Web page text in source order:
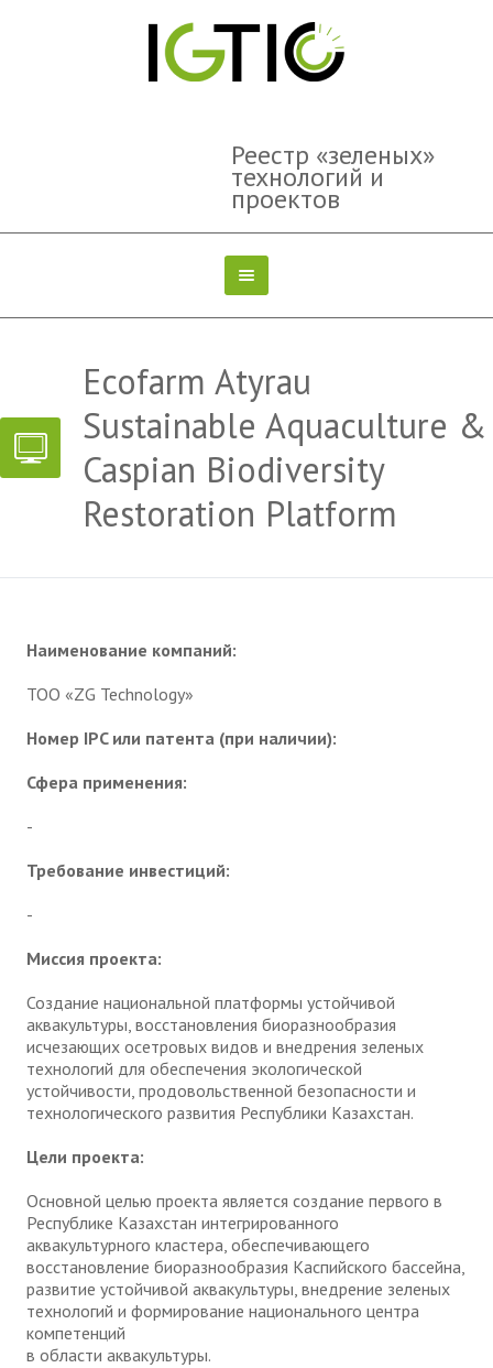
Реестр «зеленых»
технологий и
проектов
Ecofarm Atyrau
Sustainable Aquaculture &
Caspian Biodiversity
Restoration Platform
Наименование компаний:
ТОО «ZG Technology»
Номер IPC или патента (при наличии):
Сфера применения:
-
Требование инвестиций:
-
Миссия проекта:
Создание национальной платформы устойчивой
аквакультуры, восстановления биоразнообразия
исчезающих осетровых видов и внедрения зеленых
технологий для обеспечения экологической
устойчивости, продовольственной безопасности и
технологического развития Республики Казахстан.
Цели проекта:
Основной целью проекта является создание первого в
Республике Казахстан интегрированного
аквакультурного кластера, обеспечивающего
восстановление биоразнообразия Каспийского бассейна,
развитие устойчивой аквакультуры, внедрение зеленых
технологий и формирование национального центра
компетенций
в области аквакультуры.